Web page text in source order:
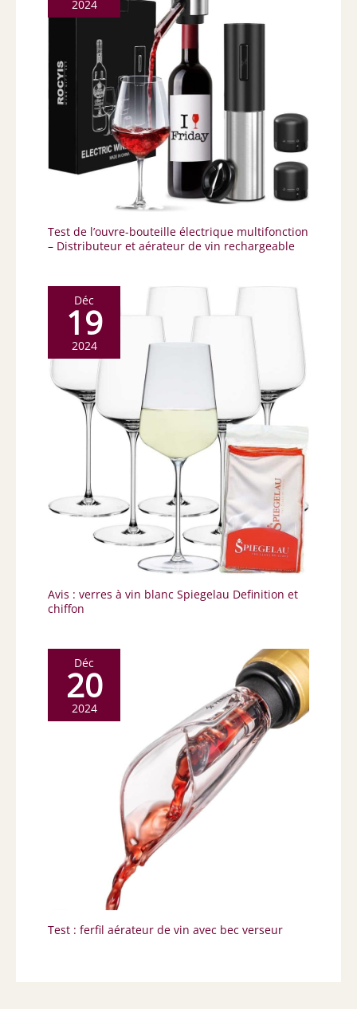
2024
Test de l’ouvre-bouteille électrique multifonction
– Distributeur et aérateur de vin rechargeable
Déc
19
2024
Avis : verres à vin blanc Spiegelau Definition et
chiffon
Déc
20
2024
Test : ferfil aérateur de vin avec bec verseur